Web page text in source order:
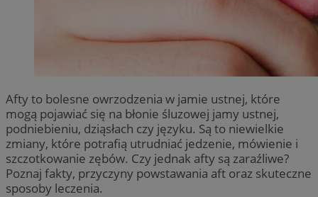
Afty to bolesne owrzodzenia w jamie ustnej, które
mogą pojawiać się na błonie śluzowej jamy ustnej,
podniebieniu, dziąsłach czy języku. Są to niewielkie
zmiany, które potrafią utrudniać jedzenie, mówienie i
szczotkowanie zębów. Czy jednak afty są zaraźliwe?
Poznaj fakty, przyczyny powstawania aft oraz skuteczne
sposoby leczenia.